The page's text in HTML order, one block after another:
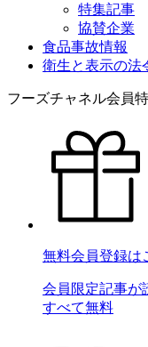
特集記事
協賛企業
食品事故情報
衛生と表示の法
フーズチャネル会員
無料会員登録は
会員限定記事が
すべて無料